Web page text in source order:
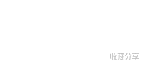
收藏分享